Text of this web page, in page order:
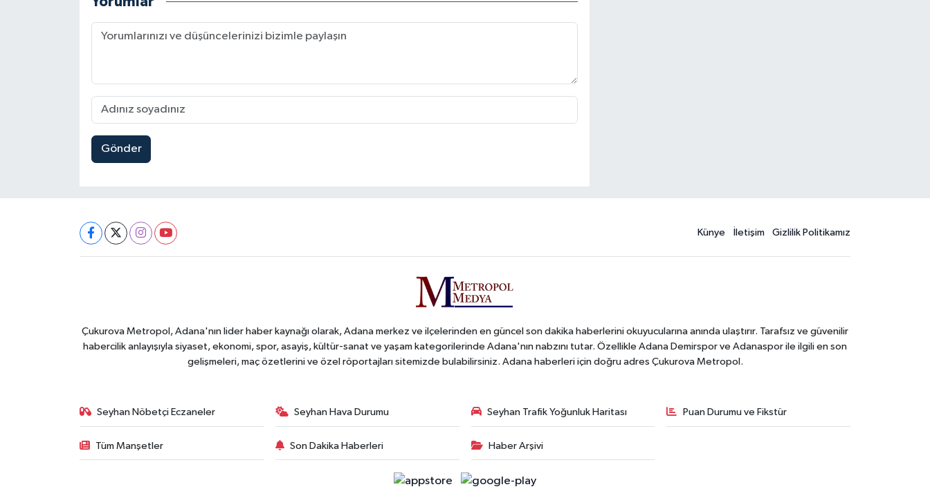
Gönder
Künye İletişim Gizlilik Politikamız
Çukurova Metropol, Adana'nın lider haber kaynağı olarak, Adana merkez ve ilçelerinden en güncel son dakika haberlerini okuyucularına anında ulaştırır. Tarafsız ve güvenilir
habercilik anlayışıyla siyaset, ekonomi, spor, asayiş, kültür-sanat ve yaşam kategorilerinde Adana'nın nabzını tutar. Özellikle Adana Demirspor ve Adanaspor ile ilgili en son
gelişmeleri, maç özetlerini ve özel röportajları sitemizde bulabilirsiniz. Adana haberleri için doğru adres Çukurova Metropol.
Seyhan Nöbetçi Eczaneler Seyhan Hava Durumu Seyhan Trafik Yoğunluk Haritası Puan Durumu ve Fikstür
Tüm Manşetler Son Dakika Haberleri Haber Arşivi